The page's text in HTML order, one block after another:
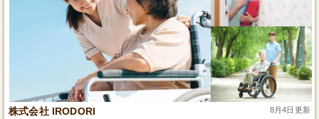
株式会社 IRODORI 8月4日更新